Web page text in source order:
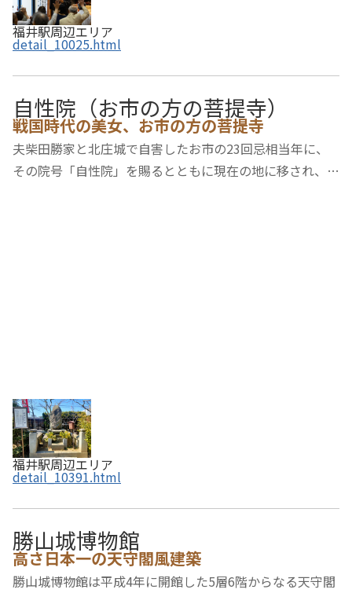
福井駅周辺エリア
detail_10025.html
自性院（お市の方の菩提寺）
戦国時代の美女、お市の方の菩提寺
夫柴田勝家と北庄城で自害したお市の23回忌相当年に、
その院号「自性院」を賜るとともに現在の地に移され、以
福井駅周辺エリア
detail_10391.html
勝山城博物館
高さ日本一の天守閣風建築
勝山城博物館は平成4年に開館した5層6階からなる天守閣